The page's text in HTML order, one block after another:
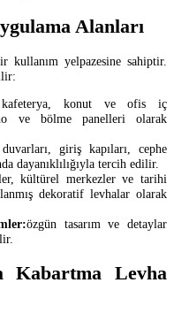
Alanları
kullanım yelpazesine sahiptir.
kafeterya, konut ve ofis iç
ve bölme panelleri olarak
giriş kapıları, cephe
dayanıklılığıyla tercih edilir.
kültürel merkezler ve tarihi
dekoratif levhalar olarak
özgün tasarım ve detaylar
Kabartma Levha